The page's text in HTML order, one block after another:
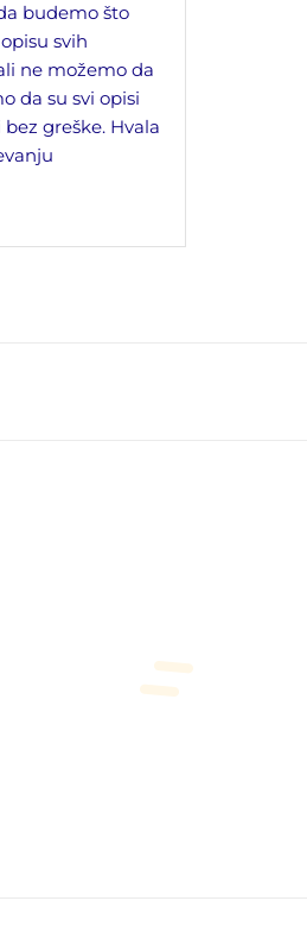
budemo što
svih
ne možemo da
da su svi opisi
greške. Hvala